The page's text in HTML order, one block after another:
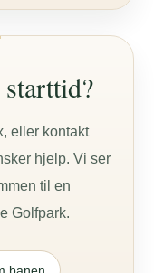
eller kontakt
hjelp. Vi ser
til en
Golfpark.